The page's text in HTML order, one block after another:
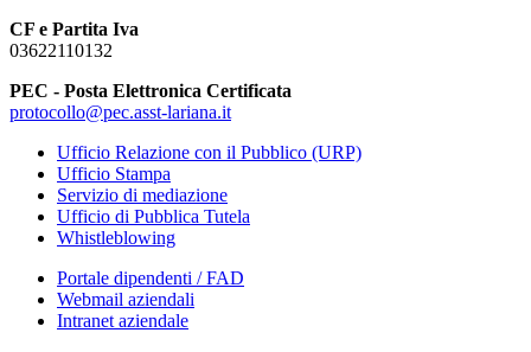
CF e Partita Iva
03622110132
PEC - Posta Elettronica Certificata
protocollo@pec.asst-lariana.it
Ufficio Relazione con il Pubblico (URP)
Ufficio Stampa
Servizio di mediazione
Ufficio di Pubblica Tutela
Whistleblowing
Portale dipendenti / FAD
Webmail aziendali
Intranet aziendale